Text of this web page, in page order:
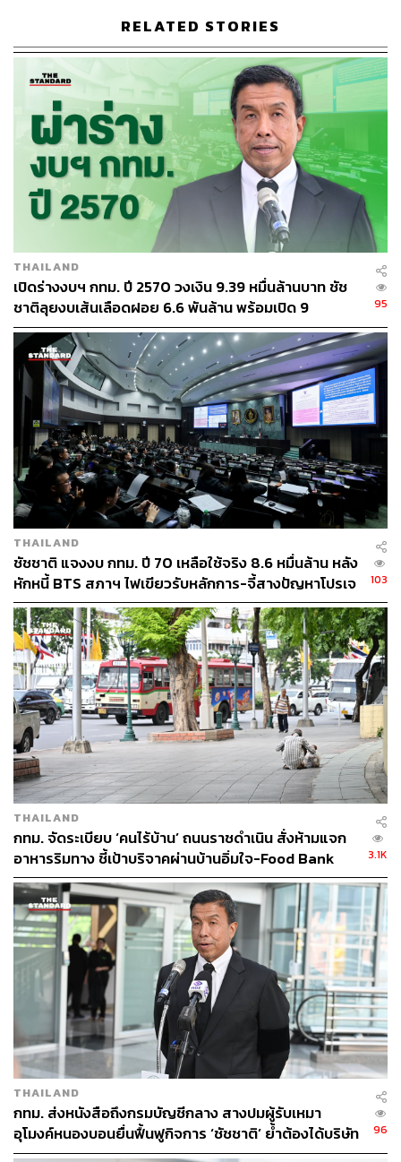
RELATED STORIES
THAILAND
เปิดร่างงบฯ กทม. ปี 2570 วงเงิน 9.39 หมื่นล้านบาท ชัช
ชาติลุยงบเส้นเลือดฝอย 6.6 พันล้าน พร้อมเปิด 9
ยุทธศาสตร์พัฒนาเมือง
95
THAILAND
ชัชชาติ แจงงบ กทม. ปี 70 เหลือใช้จริง 8.6 หมื่นล้าน หลัง
หักหนี้ BTS สภาฯ ไฟเขียวรับหลักการ-จี้สางปัญหาโปรเจ
กต์ล่าช้า
103
THAILAND
กทม. จัดระเบียบ ‘คนไร้บ้าน’ ถนนราชดำเนิน สั่งห้ามแจก
อาหารริมทาง ชี้เป้าบริจาคผ่านบ้านอิ่มใจ-Food Bank
3.1K
THAILAND
กทม. ส่งหนังสือถึงกรมบัญชีกลาง สางปมผู้รับเหมา
อุโมงค์หนองบอนยื่นฟื้นฟูกิจการ ‘ชัชชาติ’ ย้ำต้องได้บริษัท
มั่นคง เร่งแก้บิ๊กโปรเจกต์ดีเลย์
96